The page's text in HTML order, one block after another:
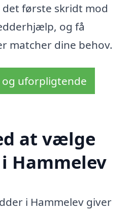
det første skridt mod
og få
matcher dine behov.
uforpligtende
at vælge
Hammelev
i Hammelev giver